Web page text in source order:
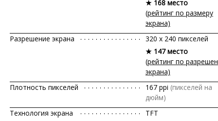
★ 168 место
(рейтинг по размеру
экрана)
Разрешение экрана
320 x 240 пикселей
★ 147 место
(рейтинг по
экрана)
Плотность пикселей
167 ppi (пикселей на
дюйм)
Технология экрана
TFT